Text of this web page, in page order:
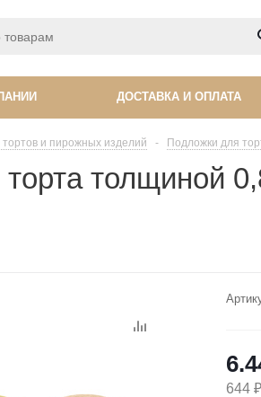
ДОСТАВКА И ОПЛАТА
и пирожных изделий - Подложки для
толщиной
644